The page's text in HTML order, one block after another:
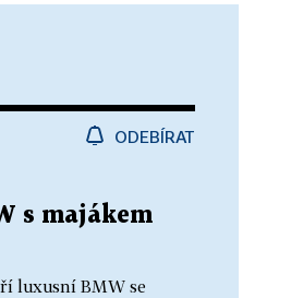
ODEBÍRAT
s majákem
luxusní BMW se